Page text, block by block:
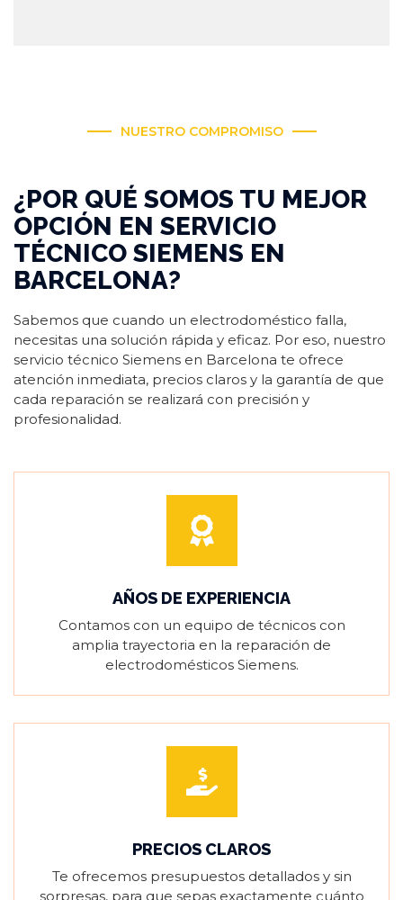
NUESTRO COMPROMISO
¿POR QUÉ SOMOS TU MEJOR
OPCIÓN EN SERVICIO
TÉCNICO SIEMENS EN
BARCELONA?
Sabemos que cuando un electrodoméstico falla,
necesitas una solución rápida y eficaz. Por eso, nuestro
servicio técnico Siemens en Barcelona te ofrece
atención inmediata, precios claros y la garantía de que
cada reparación se realizará con precisión y
profesionalidad.
AÑOS DE EXPERIENCIA
Contamos con un equipo de técnicos con
amplia trayectoria en la reparación de
electrodomésticos Siemens.
PRECIOS CLAROS
Te ofrecemos presupuestos detallados y sin
sorpresas, para que sepas exactamente cuánto